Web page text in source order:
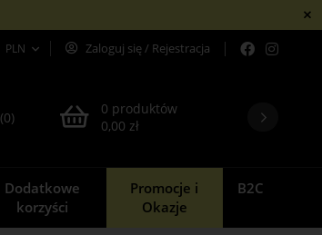
PLN Zaloguj się/ Rejestracja
(0)
0 produktów
0,00 zł
Dodatkowe
korzyści
Promocje i
Okazje
B2C